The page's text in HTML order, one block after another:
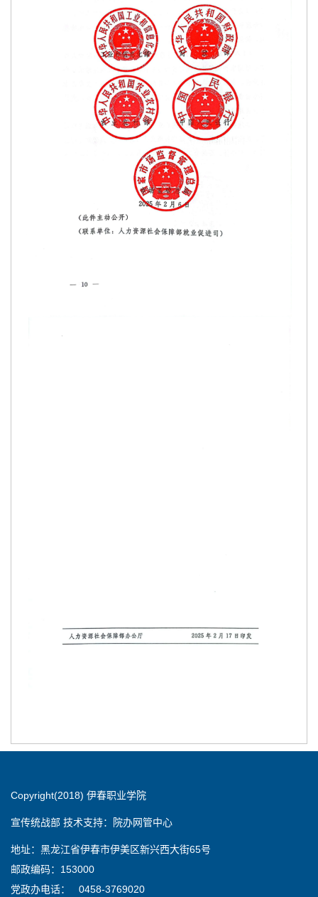
Copyright(2018) 伊春职业学院
宣传统战部 技术支持：院办网管中心
地址：黑龙江省伊春市伊美区新兴西大街65号
邮政编码：153000
党政办电话： 0458-3769020